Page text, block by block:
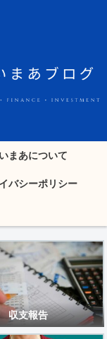
まあについて
バシーポリシー
収支報告